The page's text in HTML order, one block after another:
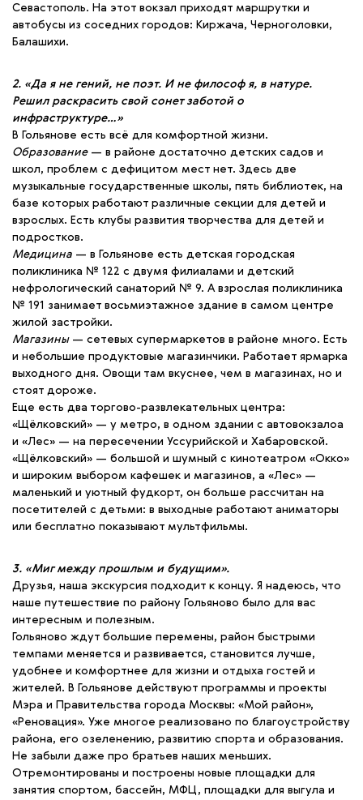
Севастополь. На этот вокзал приходят маршрутки и
автобусы из соседних городов: Киржача, Черноголовки,
Балашихи.
2. «Да я не гений, не поэт. И не философ я, в натуре.
Решил раскрасить свой сонет заботой о
инфраструктуре…»
В Гольянове есть всё для комфортной жизни.
Образование— в районе достаточно детских садов и
школ, проблем с дефицитом мест нет. Здесь две
музыкальные государственные школы, пять библиотек, на
базе которых работают различные секции для детей и
взрослых. Есть клубы развития творчества для детей и
подростков.
Медицина — в Гольянове есть детская городская
поликлиника № 122 с двумя филиалами и детский
нефрологический санаторий № 9. А взрослая поликлиника
№ 191 занимает восьмиэтажное здание в самом центре
жилой застройки.
Магазины— сетевых супермаркетов в районе много. Есть
и небольшие продуктовые магазинчики. Работает ярмарка
выходного дня. Овощи там вкуснее, чем в магазинах, но и
стоят дороже.
Еще есть два торгово-развлекательных центра:
«Щёлковский» — у метро, в одном здании с автовокзалоа
и «Лес» — на пересечении Уссурийской и Хабаровской.
«Щёлковский» — большой и шумный с кинотеатром «Окко»
и широким выбором кафешек и магазинов, а «Лес» —
маленький и уютный фудкорт, он больше рассчитан на
посетителей с детьми: в выходные работают аниматоры
или бесплатно показывают мультфильмы.
3. «Миг между прошлым и будущим».
Друзья, наша экскурсия подходит к концу. Я надеюсь, что
наше путешествие по району Гольяново было для вас
интересным и полезным.
Гольяново ждут большие перемены, район быстрыми
темпами меняется и развивается, становится лучше,
удобнее и комфортнее для жизни и отдыха гостей и
жителей. В Гольянове действуют программы и проекты
Мэра и Правительства города Москвы: «Мой район»,
«Реновация». Уже многое реализовано по благоустройству
района, его озеленению, развитию спорта и образования.
Не забыли даже про братьев наших меньших.
Отремонтированы и построены новые площадки для
занятия спортом, бассейн, МФЦ, площадки для выгула и